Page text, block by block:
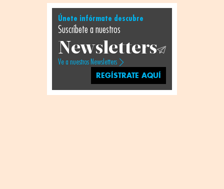
Únete infórmate descubre
Suscríbete a nuestros
Newsletters
Ve a nuestros Newsletters
REGÍSTRATE AQUÍ